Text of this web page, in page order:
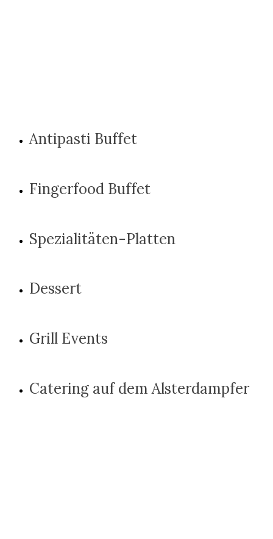
Antipasti Buffet
Fingerfood Buffet
Spezialitäten-Platten
Dessert
Grill Events
Catering auf dem Alsterdampfer